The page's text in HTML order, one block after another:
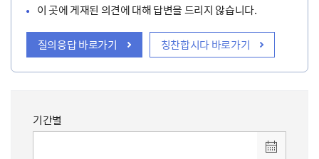
이 곳에 게재된 의견에 대해 답변을 드리지 않습니다.
질의응답 바로가기 칭찬합시다 바로가기
기간별